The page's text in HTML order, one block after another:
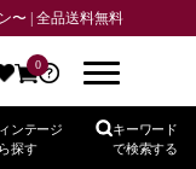
〜 | 全品送料無料
0
ンテージ
探す
キーワード
で検索する